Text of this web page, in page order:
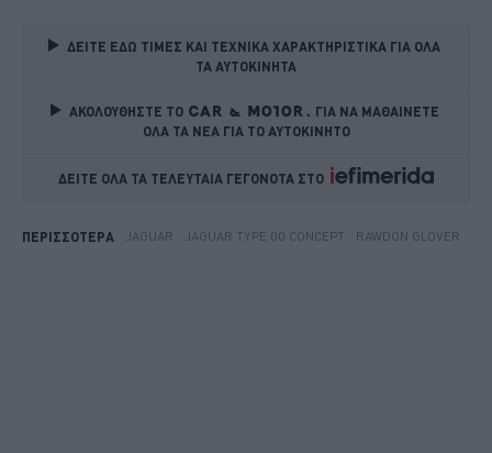
ΔΕΙΤΕ ΕΔΩ ΤΙΜΕΣ ΚΑΙ ΤΕΧΝΙΚΑ ΧΑΡΑΚΤΗΡΙΣΤΙΚΑ ΓΙΑ ΟΛΑ
ΤΑ ΑΥΤΟΚΙΝΗΤΑ
ΑΚΟΛΟΥΘΗΣΤΕ ΤΟ
ΓΙΑ ΝΑ ΜΑΘΑΙΝΕΤΕ
ΟΛΑ ΤΑ ΝΕΑ ΓΙΑ ΤΟ ΑΥΤΟΚΙΝΗΤΟ
ΔΕΙΤΕ ΟΛΑ ΤΑ ΤΕΛΕΥΤΑΙΑ ΓΕΓΟΝΟΤΑ ΣΤΟ
ΠΕΡΙΣΣΟΤΕΡΑ JAGUAR JAGUAR TYPE 00 CONCEPT RAWDON GLOVER